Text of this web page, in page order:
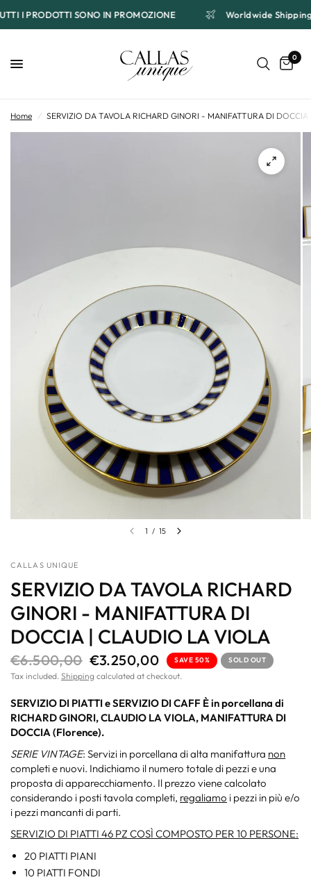
TUTTI I PRODOTTI SONO IN PROMOZIONE Worldwide
0
Home / SERVIZIO DA TAVOLA RICHARD GINORI - MANIFATTURA DI
1 / 15
CALLAS UNIQUE
SERVIZIO DA TAVOLA RICHARD
GINORI - MANIFATTURA DI
DOCCIA | CLAUDIO LA VIOLA
€6.500,00 €3.250,00 SAVE 50% SOLD OUT
Tax included. Shipping calculated at checkout.
SERVIZIO DI PIATTI e SERVIZIO DI CAFF Èin porcellana di
RICHARD GINORI, CLAUDIO LA VIOLA, MANIFATTURA DI
DOCCIA (Florence).
SERIE VINTAGE: Servizi in porcellana di alta manifattura non
completi e nuovi. Indichiamo il numero totale di pezzi e una
proposta di apparecchiamento. Il prezzo viene calcolato
considerando i posti tavola completi, regaliamo i pezzi in più e/o
i pezzi mancanti di parti.
SERVIZIO DI PIATTI 46 PZ COSÌ COMPOSTO PER 10 PERSONE:
20 PIATTI PIANI
10 PIATTI FONDI